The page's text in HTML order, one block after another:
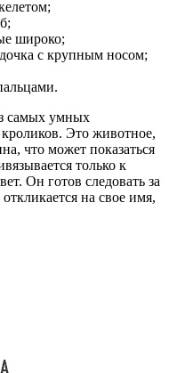
широко;
с крупным носом;
самых умных
Это животное,
что может показаться
только к
Он готов следовать за
на свое имя,